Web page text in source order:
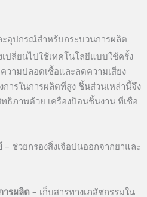
ะอุปกรณ์สำหรับกระบวนการผลิต
ปลี่ยนไปใช้เทคโนโลยีแบบใช้ครั้ง
วามปลอดเชื้อและลดความเสี่ยง
ารในการผลิตที่สูง ชิ้นส่วนเหล่านี้จึง
ธิภาพด้วย เครื่องป้อนชิ้นงาน ที่เชื่อ
– ช่วยกรองสิ่งเจือปนออกจากยาและ
ารผลิต – เก็บสารทางเภสัชกรรมใน